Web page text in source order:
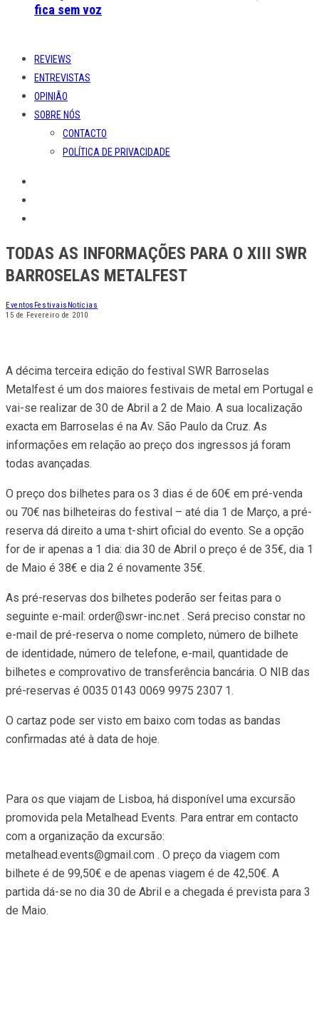
fica sem voz
REVIEWS
ENTREVISTAS
OPINIÃO
SOBRE NÓS
CONTACTO
POLÍTICA DE PRIVACIDADE
TODAS AS INFORMAÇÕES PARA O XIII SWR
BARROSELAS METALFEST
Eventos Festivais Notícias
15 de Fevereiro de 2010
A décima terceira edição do festival SWR Barroselas
Metalfest é um dos maiores festivais de metal em Portugal e
vai-se realizar de 30 de Abril a 2 de Maio. A sua localização
exacta em Barroselas é na Av. São Paulo da Cruz. As
informações em relação ao preço dos ingressos já foram
todas avançadas.
O preço dos bilhetes para os 3 dias é de 60€ em pré-venda
ou 70€ nas bilheteiras do festival – até dia 1 de Março, a pré-
reserva dá direito a uma t-shirt oficial do evento. Se a opção
for de ir apenas a 1 dia: dia 30 de Abril o preço é de 35€, dia 1
de Maio é 38€ e dia 2 é novamente 35€.
As pré-reservas dos bilhetes poderão ser feitas para o
seguinte e-mail: order@swr-inc.net . Será preciso constar no
e-mail de pré-reserva o nome completo, número de bilhete
de identidade, número de telefone, e-mail, quantidade de
bilhetes e comprovativo de transferência bancária. O NIB das
pré-reservas é 0035 0143 0069 9975 2307 1.
O cartaz pode ser visto em baixo com todas as bandas
confirmadas até à data de hoje.
Para os que viajam de Lisboa, há disponível uma excursão
promovida pela Metalhead Events. Para entrar em contacto
com a organização da excursão:
metalhead.events@gmail.com . O preço da viagem com
bilhete é de 99,50€ e de apenas viagem é de 42,50€. A
partida dá-se no dia 30 de Abril e a chegada é prevista para 3
de Maio.